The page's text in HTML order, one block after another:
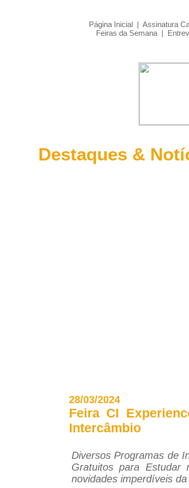
Página Inicial | Assinatura
Feiras da Semana |
Destaques &
28/03/2024
Feira CI
Intercâmbio
Diversos Programas de
Gratuitos para
novidades imperdíveis